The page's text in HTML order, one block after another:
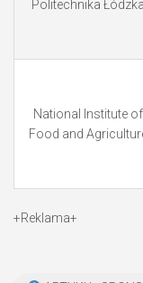
Politechnika Łódzka
National Institute of
Food and
+Reklama+